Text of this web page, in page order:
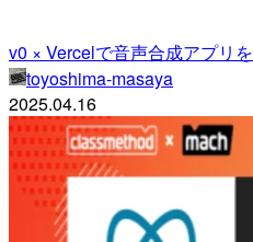
v0 × Vercelで音声合成アプリ
toyoshima-masaya
2025.04.16